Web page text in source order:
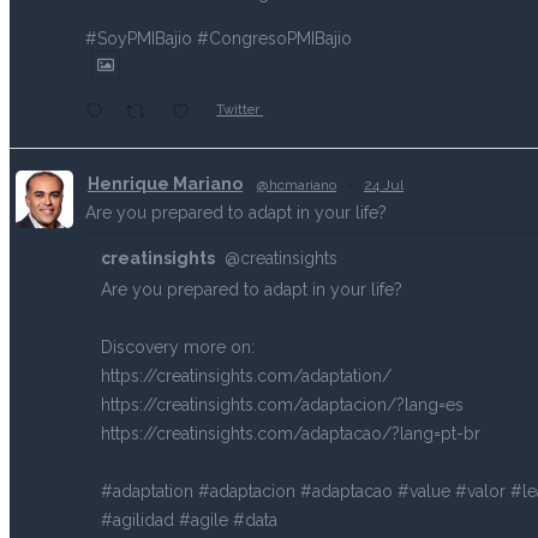
#SoyPMIBajio #CongresoPMIBajio
Twitter
Henrique Mariano @hcmariano · 24 Jul
Are you prepared to adapt in your life?
creatinsights @creatinsights
Are you prepared to adapt in your life?
Discovery more on:
https://creatinsights.com/adaptation/
https://creatinsights.com/adaptacion/?lang=es
https://creatinsights.com/adaptacao/?lang=pt-br
#adaptation #adaptacion #adaptacao #value #valor
#agilidad #agile #data